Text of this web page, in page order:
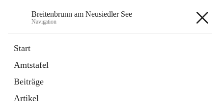
Breitenbrunn am Neusiedler See
Navigation
Start
Amtstafel
Beiträge
Artikel
18 Schnellzugriffe
Gemeindeservice